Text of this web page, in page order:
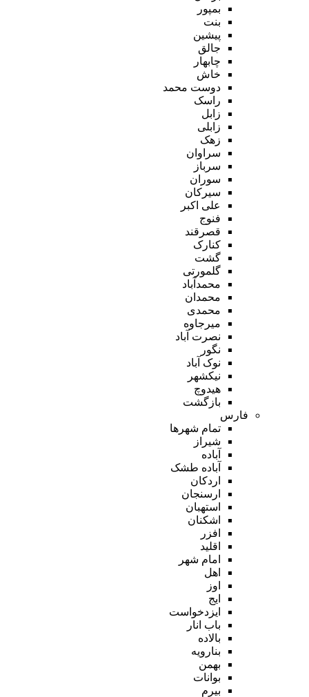
بمپور
بنت
پیشین
جالق
چابهار
خاش
دوست محمد
راسک
زابل
زابلی
زهک
سراوان
سرباز
سوران
سیرکان
علی اکبر
فنوج
قصرقند
کنارک
گشت
گلمورتی
محمدآباد
محمدان
محمدی
میرجاوه
نصرت آباد
نگور
نوک آباد
نیکشهر
هیدوچ
بازگشت
فارس
تمام شهر‌ها
شیراز
آباده
آباده طشک
اردکان
ارسنجان
استهبان
اشکنان
افزر
اقلید
امام شهر
اهل
اوز
ایج
ایزدخواست
باب انار
بالاده
بنارویه
بهمن
بوانات
بیرم